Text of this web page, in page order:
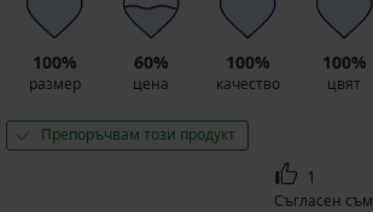
100%
размер
60%
цена
100%
качество
100%
цвят
Препоръчвам този продукт
1
Съгласен съм